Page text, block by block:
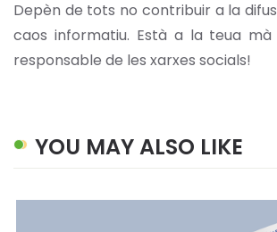
Depèn de tots no contribuir a la
caos informatiu. Està a la teua
responsable de les xarxes socials!
YOU MAY ALSO LIKE